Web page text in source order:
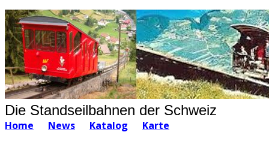
Die Standseilbahnen der Schweiz
Home News Katalog
Karte